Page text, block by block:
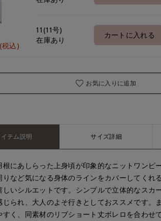
税込)
11(11号)
在庫あり
カートに入れる
お気に入りに追加
テム説明 サイズ詳細
根にあしらった上身頃が印象的なニットワンピ
りなど気になる身体のラインをカバーしてくれ
しいシルエットです。シンプルで立体的なスカ
じられ、大人のよそ行きとしておススメです。
すく、同素材のリブショート丈ボレロを合わせ